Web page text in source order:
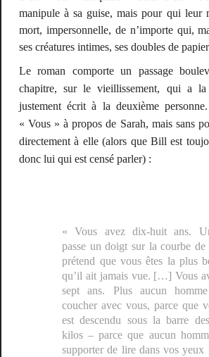
manipule à sa guise, mais pour qui leur
mort, impersonnelle, de n’importe qui,
ses créatures intimes, ses doubles de
Le roman comporte un passage
chapitre, sur le vieillissement, qui a la
justement écrit à la deuxième
« Vous » à propos de Sarah, mais sans
directement à elle (alors que Bill est
donc lui qui est censé parler) :
« Vous avez dix-huit ans.
passe un doigt sur la courbe de
prétend que vous êtes la plus
qu’il ait jamais vue. […] Vous
sept ans. Plus aucun
coucher avec vous, parce que
est descendu sous la barre
kilos – parce que aucun
supporter de lire dans vos yeux